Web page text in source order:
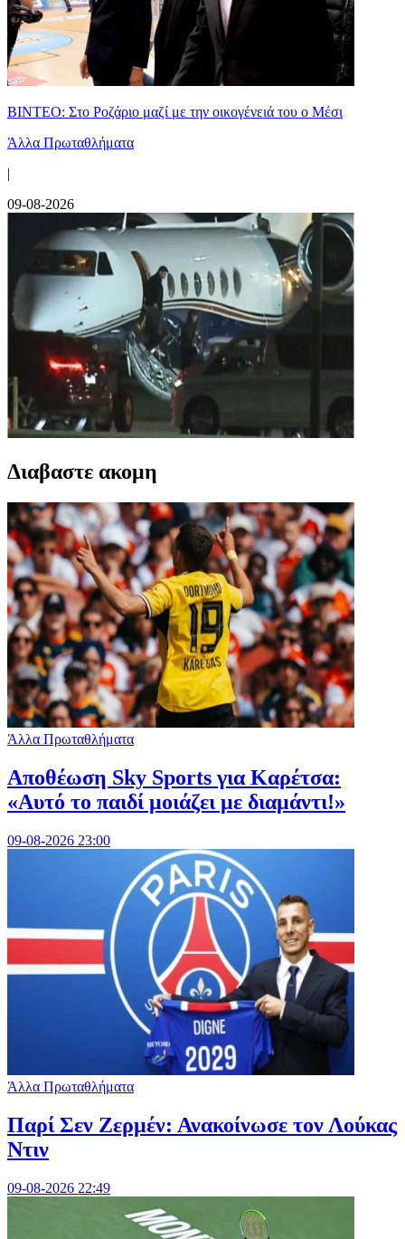
ΒΙΝΤΕΟ: Στο Ροζάριο μαζί με την οικογένειά του ο Μέσι
Άλλα Πρωταθλήματα
|
09-08-2026
Διαβαστε ακομη
Άλλα Πρωταθλήματα
Αποθέωση Sky Sports για Καρέτσα:
«Αυτό το παιδί μοιάζει με διαμάντι!»
09-08-2026 23:00
Άλλα Πρωταθλήματα
Παρί Σεν Ζερμέν: Ανακοίνωσε τον Λούκας
Ντιν
09-08-2026 22:49